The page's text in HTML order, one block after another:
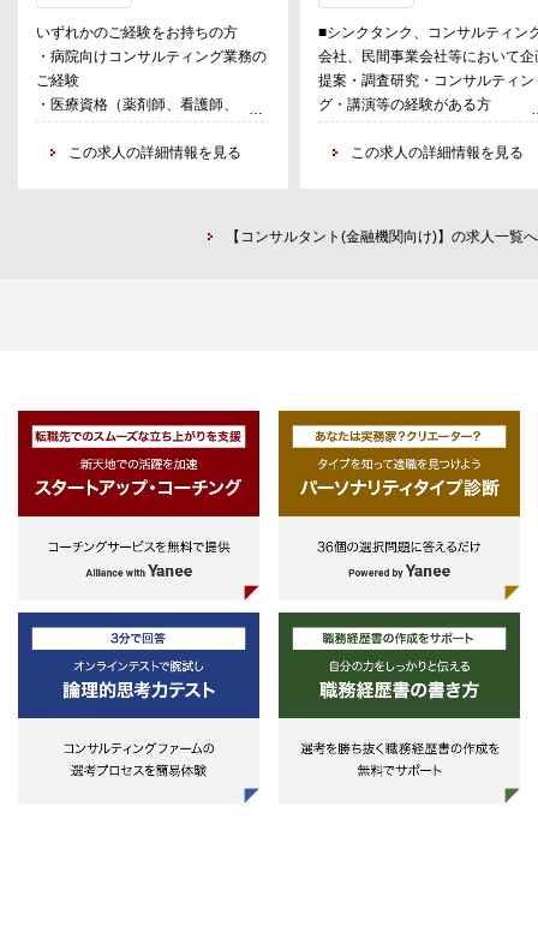
程度を担当する。
・投資先病院の経営企画室等への配
置
・現場との日々のコミュニケーショ
ンと一次情報収集
証、施策の実行管理（プロジェクト
いずれかのご経験をお持ちの方
・病院向けコンサルティング業務の
ご経験
・医療資格（薬剤師、看護師、
PTOT等）をお持ちで経営に携わり
たい方この求人の詳細情報を見る
等の実施
・産官学連携プロジェクトの組成
援や推進支援
■シンクタンク、コンサルティン
会社、民間事業会社等において企
提案・調査研究・コンサルティン
グ・講演等の経験がある方
■事業会社において、情報システ
分野・自治体関連事業・データビ
る方
査、医療の安全性に係る調査、
PHR・健康データ活用企画、医
介護施設に関する調査地域医療の
り方
・産官学連携、EBPM推進支援、
PFS/SIB、スマートシティ、業務
善、デジタル推進やデジタル人材
■期待スキルや実務経験
・調査業務及び文献（学会論文・
語文献調査含む）調査業務
（質問紙・WEB・インタビュ
成等の経験）
・統計解析スキルをお持ちの方（
量・定性（テキストマイニング含
この求人の詳細情報を見る
【コンサルタント(金融機関向け)】の求人一覧へ